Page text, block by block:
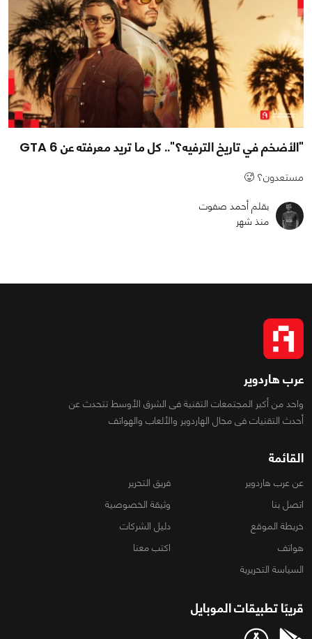
"الأضخم في تاريخ الترفيه؟".. كل ما تريد معرفته عن GTA 6
مستعدون؟ 🥵
بقلم أحمد صفوت
منذ شهر
عرب هاردوير
واحد من أكبر المجتمعات التقنية فى الشرق الأوسط تتحدث عن
أحدث التقنيات فى مجال الهاردوير والألعاب والهواتف
القائمة
عن عرب هاردوير
فريق التحرير
اتصل بنا
وثيقة الخصوصية
خريطة الموقع
دليل الشركات
هواتف
اكتب معنا
السياسة التحريرية
قريبًا تطبيقات الموبايل